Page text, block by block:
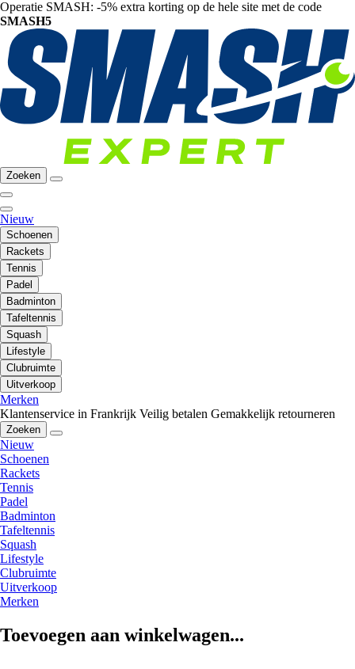
Operatie SMASH: -5% extra korting op de hele site met de code
SMASH5
Zoeken
Nieuw
Schoenen
Rackets
Tennis
Padel
Badminton
Tafeltennis
Squash
Lifestyle
Clubruimte
Uitverkoop
Merken
Klantenservice in Frankrijk Veilig betalen Gemakkelijk retourneren
Zoeken
Nieuw
Schoenen
Rackets
Tennis
Padel
Badminton
Tafeltennis
Squash
Lifestyle
Clubruimte
Uitverkoop
Merken
Toevoegen aan winkelwagen...